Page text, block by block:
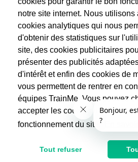
notre site internet. Nous utilisons
cookies analytiques qui nous
d'obtenir des statistiques sur
site, des cookies publicitaires
présenter des publicités
d'intérêt et enfin des cookies de
vous permettent de rentrer en
équipes TrainMe. Vous pouvez
accepter les cookies non
fonctionnement du site.
Tout refuser